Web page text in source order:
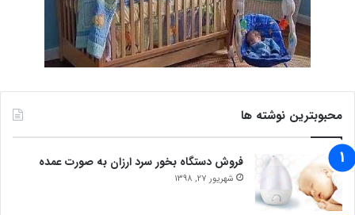
محبوبترین نوشته ها
فروش دستگاه بخور سرد ارزان به صورت عمده
شهریور 27, 1398